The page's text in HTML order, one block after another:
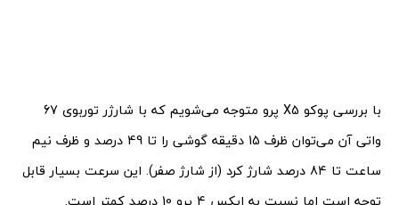
با بررسی پوکو X5 پرو متوجه می‌شویم که با شارژر توربوی 67
واتی آن می‌توان ظرف 15 دقیقه گوشی را تا 49 درصد و ظرف نیم
ساعت تا 84 درصد شارژ کرد (از شارژ صفر). این سرعت بسیار قابل